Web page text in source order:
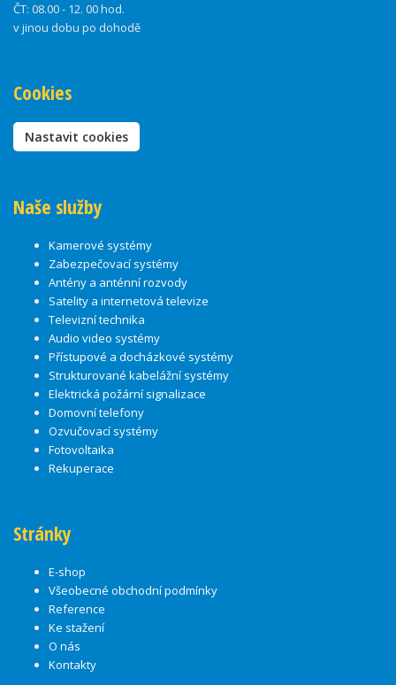
ČT: 08.00 - 12. 00 hod.
v jinou dobu po dohodě
Cookies
Nastavit cookies
Naše služby
Kamerové systémy
Zabezpečovací systémy
Antény a anténní rozvody
Satelity a internetová televize
Televizní technika
Audio video systémy
Přístupové a docházkové systémy
Strukturované kabelážní systémy
Elektrická požární signalizace
Domovní telefony
Ozvučovací systémy
Fotovoltaika
Rekuperace
Stránky
E-shop
Všeobecné obchodní podmínky
Reference
Ke stažení
O nás
Kontakty